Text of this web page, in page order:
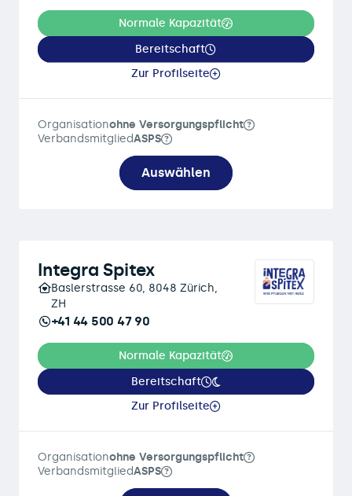
Normale Kapazität
Bereitschaft
Zur Profilseite
Organisationohne Versorgungspflicht
VerbandsmitgliedASPS
Auswählen
Integra Spitex
Baslerstrasse 60, 8048 Zürich,
ZH
+41 44 500 47 90
Normale Kapazität
Bereitschaft
Zur Profilseite
Organisationohne Versorgungspflicht
VerbandsmitgliedASPS